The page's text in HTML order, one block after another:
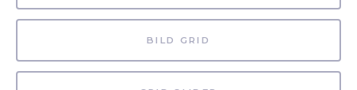
BILD GRID